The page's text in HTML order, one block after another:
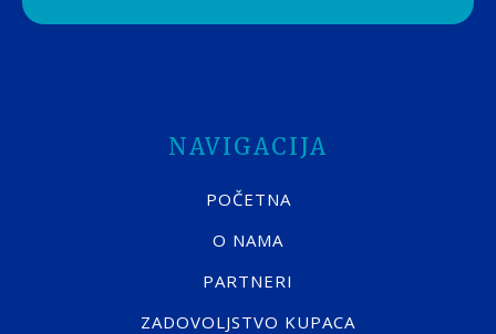
NAVIGACIJA
POČETNA
O NAMA
PARTNERI
ZADOVOLJSTVO KUPACA